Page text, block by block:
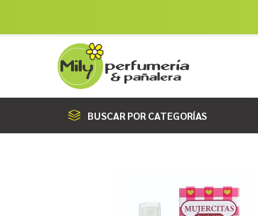
BUSCAR POR CATEGORÍAS